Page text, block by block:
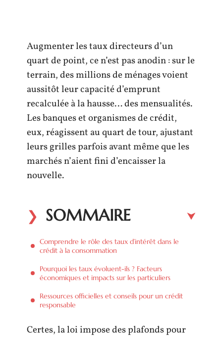
Augmenter les taux directeurs d’un
quart de point, ce n’est pas anodin : sur le
terrain, des millions de ménages voient
aussitôt leur capacité d’emprunt
recalculée à la hausse… des mensualités.
Les banques et organismes de crédit,
eux, réagissent au quart de tour, ajustant
leurs grilles parfois avant même que les
marchés n’aient fini d’encaisser la
nouvelle.
SOMMAIRE
Comprendre le rôle des taux d’intérêt dans le
crédit à la consommation
Pourquoi les taux évoluent-ils ? Facteurs
économiques et impacts sur les particuliers
Ressources officielles et conseils pour un crédit
responsable
Certes, la loi impose des plafonds pour